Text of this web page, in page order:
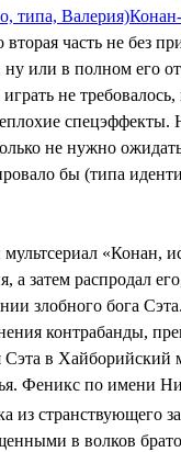
типа, Валерия)
вторая часть не
ну или в полном его
не
не нужно
бы (типа
«Конан,
а затем распродал
злобного бога
контрабанды,
Сэта в Хайборийский
Феникс по имени
из странствующего
в волков